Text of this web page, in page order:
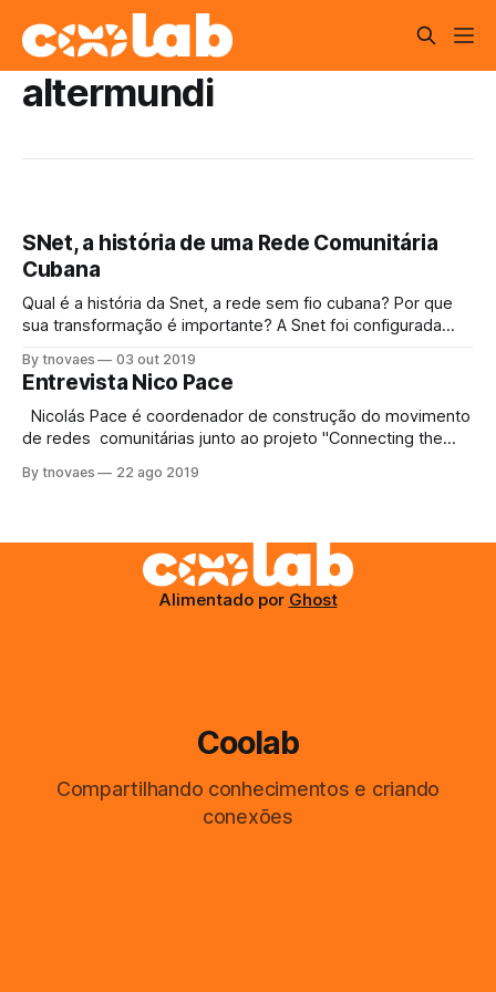
altermundi
SNet, a história de uma Rede Comunitária
Cubana
Qual é a história da Snet, a rede sem fio cubana? Por que
sua transformação é importante? A Snet foi configurada
o desejo dos cubanos de participar de jogos online. Em
2019, essa rede passou por uma grande mudança. Jogar
online,
By tnovaes 03 out 2019
Entrevista Nico Pace
de redes comunitárias junto ao projeto "Connecting the
AlterMundi A.C., uma organização de base que apoia
By tnovaes 22 ago 2019
Alimentado por Ghost
Coolab
Compartilhando conhecimentos e criando
conexões